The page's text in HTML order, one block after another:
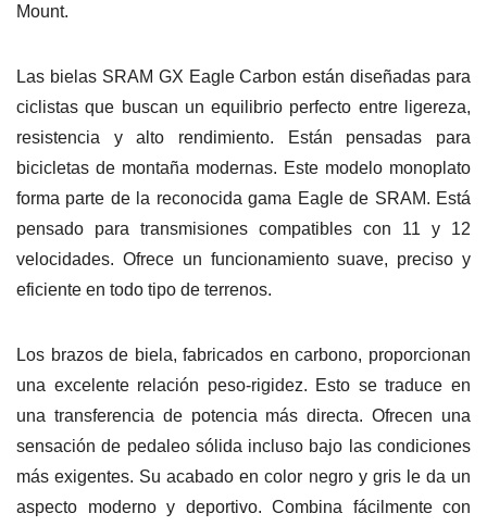
Mount.
Las bielas SRAM GX Eagle Carbon están diseñadas para
ciclistas que buscan un equilibrio perfecto entre ligereza,
resistencia y alto rendimiento. Están pensadas para
bicicletas de montaña modernas. Este modelo monoplato
forma parte de la reconocida gama Eagle de SRAM. Está
pensado para transmisiones compatibles con 11 y 12
velocidades. Ofrece un funcionamiento suave, preciso y
eficiente en todo tipo de terrenos.
Los brazos de biela, fabricados en carbono, proporcionan
una excelente relación peso-rigidez. Esto se traduce en
una transferencia de potencia más directa. Ofrecen una
sensación de pedaleo sólida incluso bajo las condiciones
más exigentes. Su acabado en color negro y gris le da un
aspecto moderno y deportivo. Combina fácilmente con